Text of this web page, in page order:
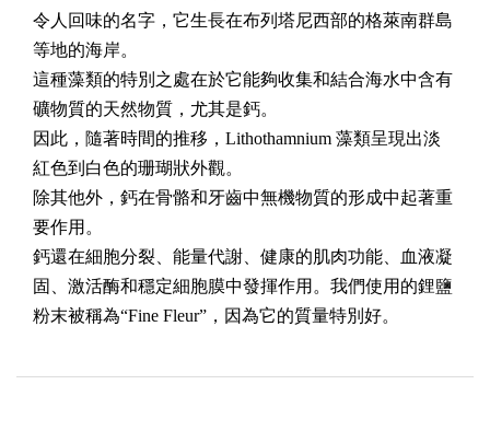
令人回味的名字，它生長在布列塔尼西部的格萊南群島
等地的海岸。
這種藻類的特別之處在於它能夠收集和結合海水中含有
礦物質的天然物質，尤其是鈣。
因此，隨著時間的推移，Lithothamnium 藻類呈現出淡
紅色到白色的珊瑚狀外觀。
除其他外，鈣在骨骼和牙齒中無機物質的形成中起著重
要作用。
鈣還在細胞分裂、能量代謝、健康的肌肉功能、血液凝
固、激活酶和穩定細胞膜中發揮作用。我們使用的鋰鹽
粉末被稱為“Fine Fleur”，因為它的質量特別好。